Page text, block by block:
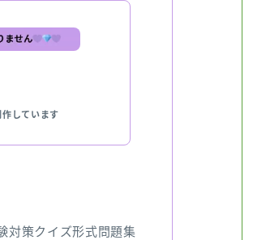
しています
対策クイズ形式問題集